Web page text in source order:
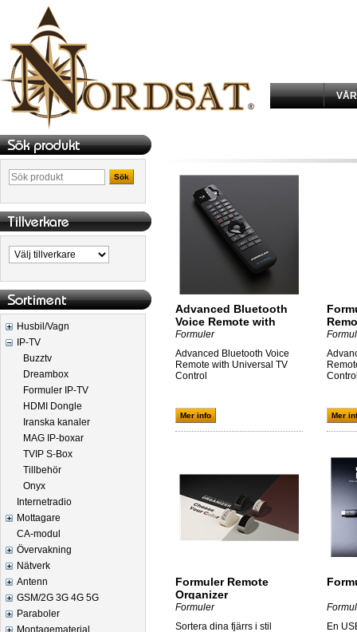
Sök
Husbil/Vagn
IP-TV
Buzztv
Dreambox
Formuler IP-TV
HDMI Dongle
Iranska kanaler
MAG IP-boxar
TVIP S-Box
Tillbehör
Onyx
Internetradio
Mottagare
CA-modul
Övervakning
Nätverk
Antenn
GSM/2G 3G 4G 5G
Paraboler
Montagematerial
Advanced Bluetooth
Voice Remote with
Universal TV Control
Formuler
Advanced Bluetooth Voice
Remote with Universal TV
Control
Mer info Mer
Formuler Remote
Organizer
Formuler
Sortera dina fjärrs i stil
En